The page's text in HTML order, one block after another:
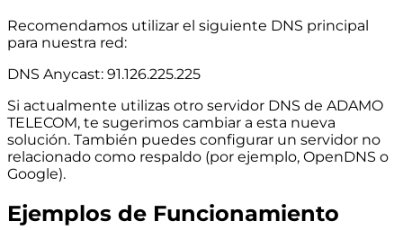
Recomendamos utilizar el siguiente DNS principal
para nuestra red:
DNS Anycast: 91.126.225.225
Si actualmente utilizas otro servidor DNS de ADAMO
TELECOM, te sugerimos cambiar a esta nueva
solución. También puedes configurar un servidor no
relacionado como respaldo (por ejemplo, OpenDNS o
Google).
Ejemplos de Funcionamiento